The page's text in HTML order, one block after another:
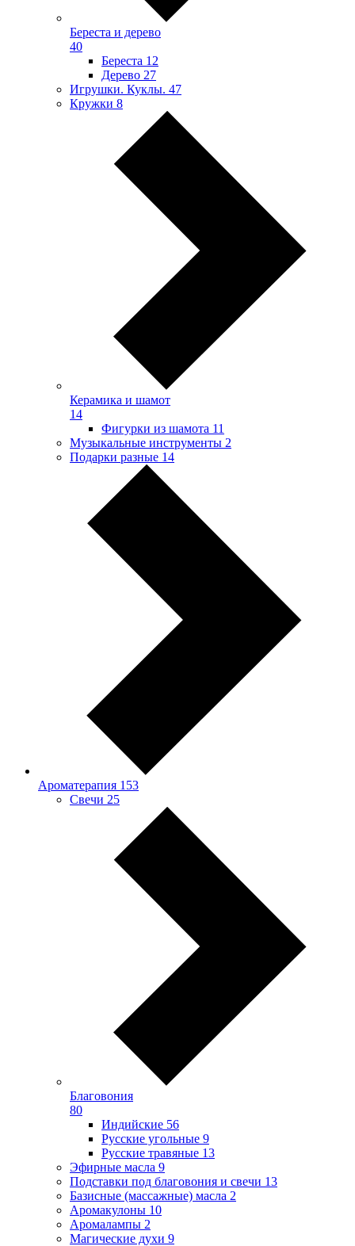
Береста и дерево
40
Береста 12
Дерево 27
Игрушки. Куклы. 47
Кружки 8
Керамика и шамот
14
Фигурки из шамота 11
Музыкальные инструменты 2
Подарки разные 14
Ароматерапия 153
Свечи 25
Благовония
80
Индийские 56
Русские угольные 9
Русские травяные 13
Эфирные масла 9
Подставки под благовония и свечи 13
Базисные (массажные) масла 2
Аромакулоны 10
Аромалампы 2
Магические духи 9